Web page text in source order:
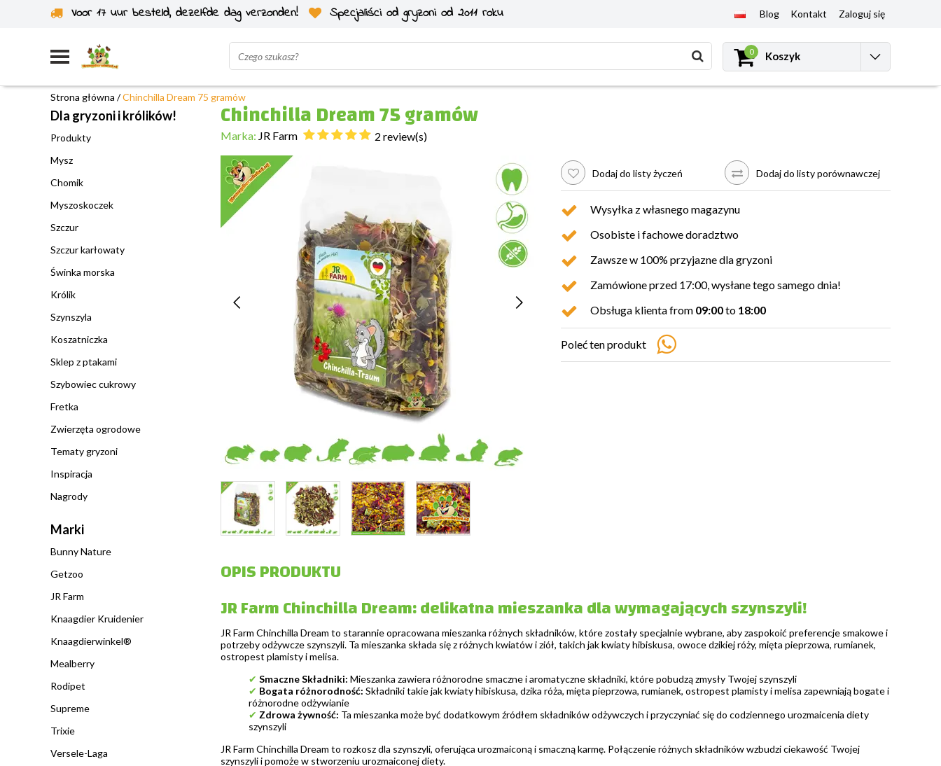
Voor 17 uur besteld, dezelfde dag verzonden!
Specjaliści od gryzoni od 2011 roku
Wysyłka z własnego magazynu
Blog Kontakt Zaloguj się
0 Koszyk
Strona główna /Chinchilla Dream 75 gramów
Dla gryzoni i królików!
Produkty
Mysz
Chomik
Myszoskoczek
Szczur
Szczur karłowaty
Świnka morska
Królik
Szynszyla
Koszatniczka
Sklep z ptakami
Szybowiec cukrowy
Fretka
Zwierzęta ogrodowe
Tematy gryzoni
Inspiracja
Nagrody
Marki
Bunny Nature
Getzoo
JR Farm
Knaagdier Kruidenier
Knaagdierwinkel®
Mealberry
Rodipet
Supreme
Trixie
Versele-Laga
Chinchilla Dream 75 gramów
Marka: JR Farm 2 review(s)
Dodaj do listy życzeń Dodaj do listy porównawczej
Wysyłka z własnego magazynu
Osobiste i fachowe doradztwo
Zawsze w 100% przyjazne dla gryzoni
Zamówione przed 17:00, wysłane tego samego dnia!
Obsługa klienta from 09:00to 18:00
Poleć ten produkt
OPIS PRODUKTU
JR Farm Chinchilla Dream: delikatna mieszanka dla wymagających szynszyli!
JR Farm Chinchilla Dream to starannie opracowana mieszanka różnych składników, które zostały specjalnie wybrane, aby zaspokoić preferencje smakowe i
potrzeby odżywcze szynszyli. Ta mieszanka składa się z różnych kwiatów i ziół, takich jak kwiaty hibiskusa, owoce dzikiej róży, mięta pieprzowa, rumianek,
ostropest plamisty i melisa.
✔ Smaczne Składniki: Mieszanka zawiera różnorodne smaczne i aromatyczne składniki, które pobudzą zmysły Twojej szynszyli
✔ Bogata różnorodność: Składniki takie jak kwiaty hibiskusa, dzika róża, mięta pieprzowa, rumianek, ostropest plamisty i melisa zapewniają bogate i
różnorodne odżywianie
✔ Zdrowa żywność: Ta mieszanka może być dodatkowym źródłem składników odżywczych i przyczyniać się do codziennego urozmaicenia diety
szynszyli
JR Farm Chinchilla Dream to rozkosz dla szynszyli, oferująca urozmaiconą i smaczną karmę. Połączenie różnych składników wzbudzi ciekawość Twojej
szynszyli i pomoże w stworzeniu urozmaiconej diety.